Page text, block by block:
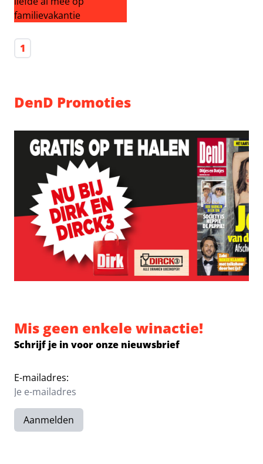
1
DenD Promoties
Mis geen enkele winactie!
Schrijf je in voor onze nieuwsbrief
E-mailadres:
Aanmelden